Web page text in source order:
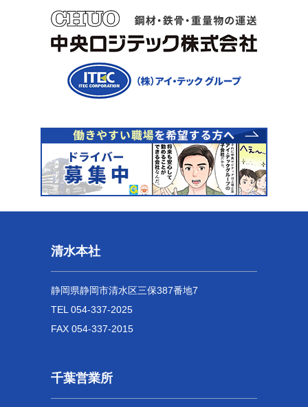
清水本社
静岡県静岡市清水区三保387番地7
TEL 054-337-2025
FAX 054-337-2015
千葉営業所